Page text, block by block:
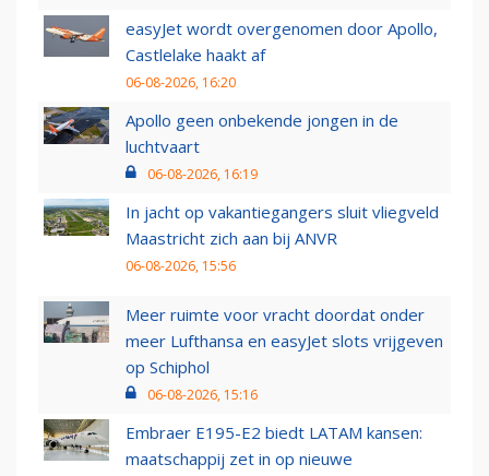
easyJet wordt overgenomen door Apollo,
Castlelake haakt af
06-08-2026, 16:20
Apollo geen onbekende jongen in de
luchtvaart
06-08-2026, 16:19
In jacht op vakantiegangers sluit vliegveld
Maastricht zich aan bij ANVR
06-08-2026, 15:56
Meer ruimte voor vracht doordat onder
meer Lufthansa en easyJet slots vrijgeven
op Schiphol
06-08-2026, 15:16
Embraer E195-E2 biedt LATAM kansen:
maatschappij zet in op nieuwe